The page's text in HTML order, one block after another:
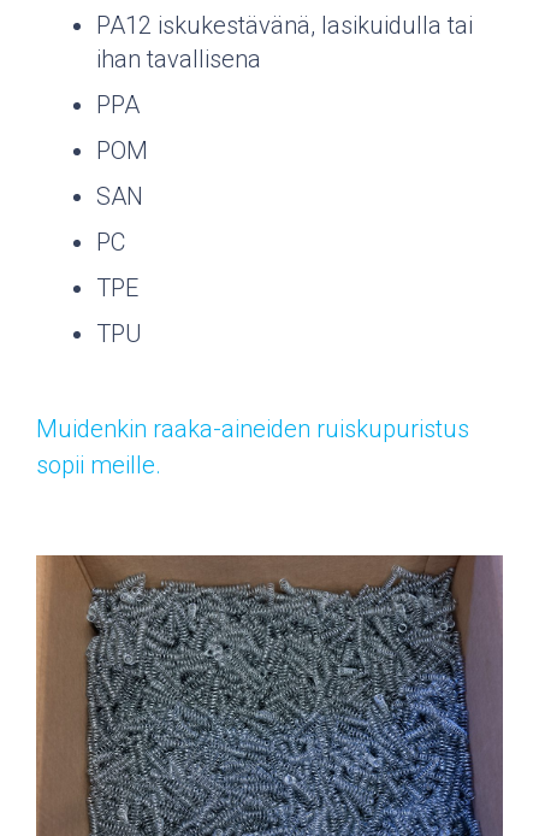
PA12 iskukestävänä, lasikuidulla tai
ihan tavallisena
PPA
POM
SAN
PC
TPE
TPU
Muidenkin raaka-aineiden ruiskupuristus
sopii meille.